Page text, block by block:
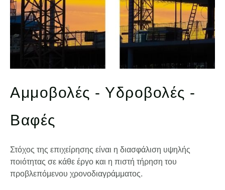
Αμμοβολές - Υδροβολές -
Βαφές
Στόχος της επιχείρησης είναι η διασφάλιση υψηλής
ποιότητας σε κάθε έργο και η πιστή τήρηση του
προβλεπόμενου χρονοδιαγράμματος.